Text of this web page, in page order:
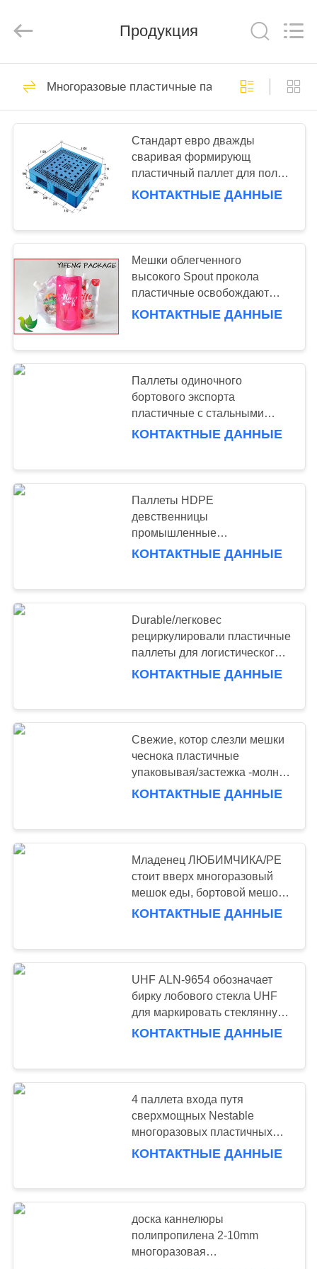
ГЛАВНАЯ
СТРАНИЦА
ПРОДУКЦИЯ
КОМПАНИИ
НАША
ФАБРИКА
КОНТРОЛЬ
КАЧЕСТВА
КОНТАКТНЫЕ
ЗАПРОС
PRIVACY
POLICY
Rights
by
Сверхмощная
вешалка паллета
селективный
паллетные
стеллажи
78
длинняя вешалка
средств шкаф
обязанности
Свет долг
стеллажей
Драйв-ин поддонов
Стеллажи
Промышленные
57
инструмента
55
Продукция
Многоразовые пластичные паллеты
Стандарт евро дважды
сваривая формирующ
пластичный паллет для полок
1100L*1100W*170H
КОНТАКТНЫЕ ДАННЫЕ
Мешки облегченного
высокого Spout прокола
пластичные освобождают
фронт
КОНТАКТНЫЕ ДАННЫЕ
Паллеты одиночного
бортового экспорта
пластичные с стальными
пробками внутрь,
КОНТАКТНЫЕ ДАННЫЕ
Паллеты HDPE
девственницы
промышленные
сверхмощные многоразовые
КОНТАКТНЫЕ ДАННЫЕ
Durable/легковес
рециркулировали пластичные
паллеты для логистического,
синь/красный цвет
КОНТАКТНЫЕ ДАННЫЕ
Свежие, котор слезли мешки
чеснока пластичные
упаковывая/застежка -молния
Mylar кладут в мешки
КОНТАКТНЫЕ ДАННЫЕ
Младенец ЛЮБИМЧИКА/PE
стоит вверх многоразовый
мешок еды, бортовой мешок
spout
КОНТАКТНЫЕ ДАННЫЕ
UHF ALN-9654 обозначает
бирку лобового стекла UHF
для маркировать стеклянную
пластмассу
КОНТАКТНЫЕ ДАННЫЕ
4 паллета входа путя
сверхмощных Nestable
многоразовых пластичных
для Multi - польза
КОНТАКТНЫЕ ДАННЫЕ
доска каннелюры
полипропилена 2-10mm
многоразовая